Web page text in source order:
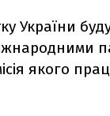
України
якого